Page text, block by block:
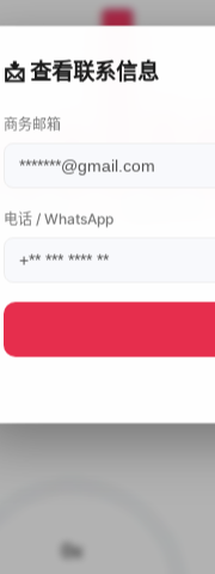
📩 查看联系信息
商务邮箱
电话 / WhatsApp